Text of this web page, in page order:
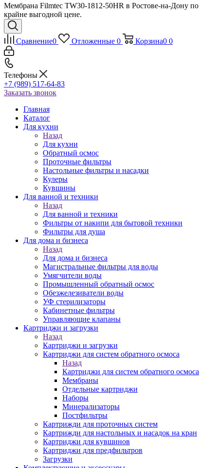
Мембрана Filmtec TW30-1812-50HR в Ростове-на-Дону по
крайне выгодной цене.
Сравнение0 Отложенные 0 Корзина0 0
Телефоны
+7 (989) 517-64-83
Заказать звонок
Главная
Каталог
Для кухни
Назад
Для кухни
Обратный осмос
Проточные фильтры
Настольные фильтры и насадки
Кулеры
Кувшины
Для ванной и техники
Назад
Для ванной и техники
Фильтры от накипи для бытовой техники
Фильтры для душа
Для дома и бизнеса
Назад
Для дома и бизнеса
Магистральные фильтры для воды
Умягчители воды
Промышленный обратный осмос
Обезжелезиватели воды
УФ стерилизаторы
Кабинетные фильтры
Управляющие клапаны
Картриджи и загрузки
Назад
Картриджи и загрузки
Картриджи для систем обратного осмоса
Назад
Картриджи для систем обратного осмоса
Мембраны
Отдельные картриджи
Наборы
Минерализаторы
Постфильтры
Картрижди для проточных систем
Картрижди для настольных и насадок на кран
Картриджи для кувшинов
Картриджи для предфильтров
Загрузки